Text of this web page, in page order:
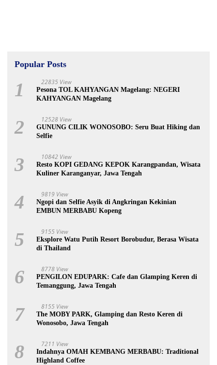
Popular Posts
1 22835 View
Pesona TOL KAHYANGAN Magelang: NEGERI
KAHYANGAN Magelang
2 12528 View
GUNUNG CILIK WONOSOBO: Seru Buat Hiking dan
Selfie
3 10842 View
Resto KOPI GEDANG KEPOK Karangpandan, Wisata
Kuliner Karanganyar, Jawa Tengah
4 9819 View
Ngopi dan Selfie Asyik di Angkringan Kekinian
EMBUN MERBABU Kopeng
5 9155 View
Eksplore Watu Putih Resort Borobudur, Berasa Wisata
di Thailand
6 8778 View
PENGILON EDUPARK: Cafe dan Glamping Keren di
Temanggung, Jawa Tengah
7 8155 View
The MOBY PARK, Glamping dan Resto Keren di
Wonosobo, Jawa Tengah
8 7211 View
Indahnya OMAH KEMBANG MERBABU: Traditional
Highland Coffee